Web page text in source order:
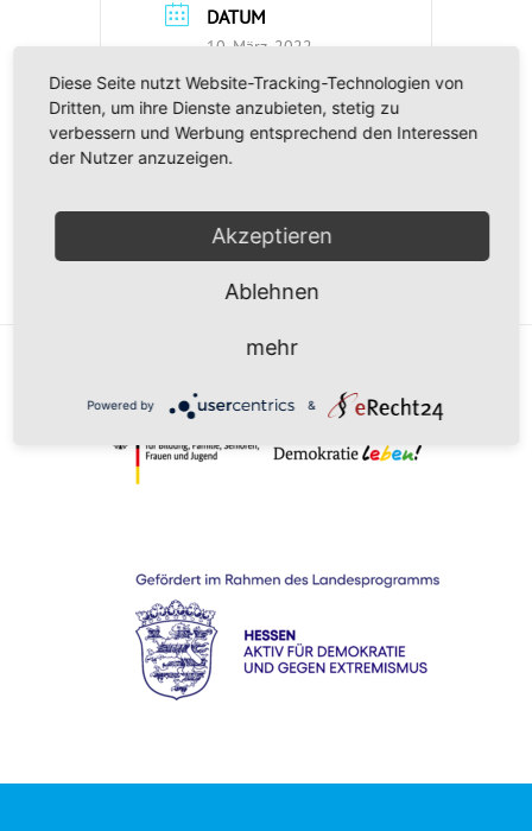
DATUM
10. März. 2022
Vorbei!
UHRZEIT
Diese Seite nutzt Website-Tracking-Technologien von
Dritten, um ihre Dienste anzubieten, stetig zu
verbessern und Werbung entsprechend den Interessen
der Nutzer anzuzeigen.
Akzeptieren
Ablehnen
mehr
Powered by &